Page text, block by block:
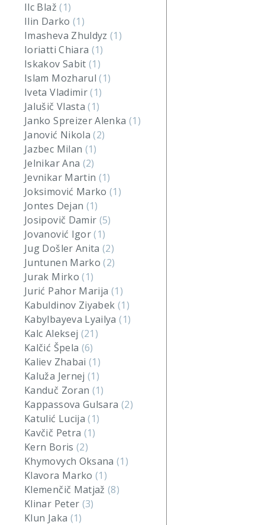
Ilc Blaž(1)
Ilin Darko (1)
Imasheva Zhuldyz(1)
Ioriatti Chiara (1)
Iskakov Sabit(1)
Islam Mozharul(1)
Iveta Vladimir(1)
Jalušič Vlasta(1)
Janko Spreizer Alenka (1)
Janović Nikola(2)
Jazbec Milan (1)
Jelnikar Ana (2)
Jevnikar Martin (1)
Joksimović Marko(1)
Jontes Dejan (1)
Josipovič Damir (5)
Jovanović Igor(1)
Jug Došler Anita(2)
Juntunen Marko(2)
Jurak Mirko(1)
Jurić Pahor Marija (1)
Kabuldinov Ziyabek (1)
Kabylbayeva Lyailya(1)
Kalc Aleksej (21)
Kalčić Špela (6)
Kaliev Zhabai(1)
Kaluža Jernej(1)
Kanduč Zoran (1)
Kappassova Gulsara (2)
Katulić Lucija(1)
Kavčič Petra (1)
Kern Boris (2)
Khymovych Oksana(1)
Klavora Marko(1)
Klemenčič Matjaž(8)
Klinar Peter (3)
Klun Jaka (1)